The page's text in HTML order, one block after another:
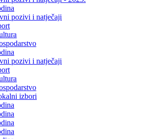
pozivi i natječaji
pozivi i natječaji
izbori